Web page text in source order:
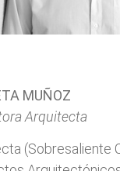
MUÑOZ
Arquitecta
(Sobresaliente